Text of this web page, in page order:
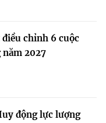
điều chỉnh 6 cuộc
2027
động lực lượng